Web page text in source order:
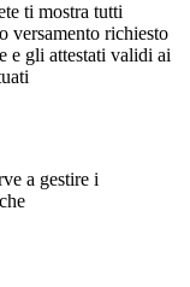
ti mostra tutti
versamento richiesto
e gli attestati validi ai
a gestire i